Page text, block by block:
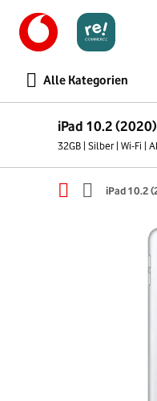
Alle Kategorien
iPad 10.2 (2020)
32GB | Silber | Wi-Fi |
iPad 10.2